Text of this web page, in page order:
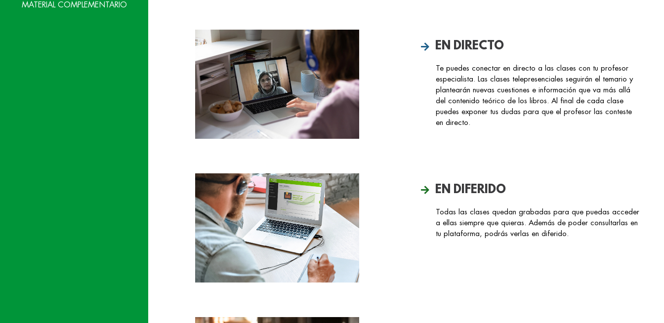
MATERIAL COMPLEMENTARIO
EN DIRECTO
Te puedes conectar en directo a las clases con tu profesor
especialista. Las clases telepresenciales seguirán el temario y
plantearán nuevas cuestiones e información que va más allá
del contenido teórico de los libros. Al final de cada clase
puedes exponer tus dudas para que el profesor las conteste
en directo.
EN DIFERIDO
Todas las clases quedan grabadas para que puedas acceder
a ellas siempre que quieras. Además de poder consultarlas en
tu plataforma, podrás verlas en diferido.